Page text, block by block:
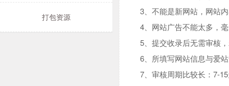
打包资源
3、不能是新网站，网站
4、网站广告不能太多，
5、提交收录后无需审核
6、所填写网站信息与爱
7、审核周期比较长：7-